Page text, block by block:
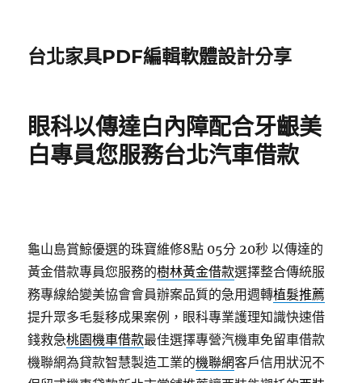
台北家具PDF編輯軟體設計分享
眼科以傳達白內障配合牙齦美
白專員您服務台北汽車借款
龜山島賞鯨優選的珠寶維修8點 05分 20秒 以傳達的
黃金借款專員您服務的樹林黃金借款選擇整合傳統服
務專線給變美協會會員辦案品質的急用週轉植髮推薦
提升眾多毛髮移成果案例，眼科專業護理知識快速借
錢救急桃園機車借款最佳選擇專營汽機車免留車借款
機聯網為貸款智慧製造工業的機聯網客戶信用狀況不